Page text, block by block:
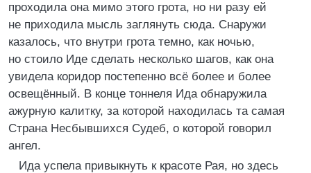
проходила она мимо этого грота, но ни разу ей
не приходила мысль заглянуть сюда. Снаружи
казалось, что внутри грота темно, как ночью,
но стоило Иде сделать несколько шагов, как она
увидела коридор постепенно всё более и более
освещённый. В конце тоннеля Ида обнаружила
ажурную калитку, за которой находилась та самая
Страна Несбывшихся Судеб, о которой говорил
ангел.
Ида успела привыкнуть к красоте Рая, но здесь